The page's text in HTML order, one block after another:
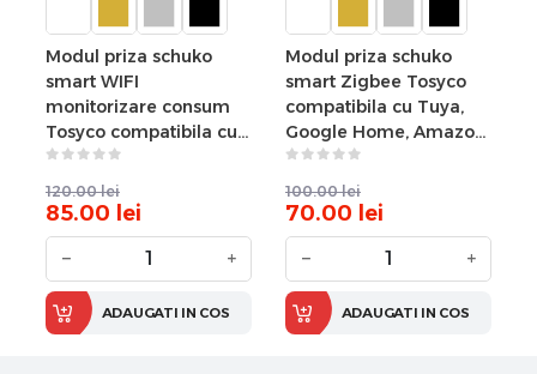
Modul priza schuko
smart WIFI
monitorizare consum
Tosyco compatibila cu
Tuya, Google Home,
Amazon Alexa
120.00 lei
85.00 lei
− +
ADAUGATI IN COS
Modul priza schuko
smart Zigbee Tosyco
compatibila cu Tuya,
Google Home, Amazon
Alexa
100.00 lei
70.00 lei
− +
ADAUGATI IN COS